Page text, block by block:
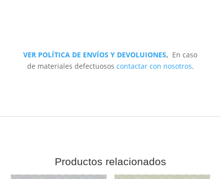
VER POLÍTICA DE ENVÍOS Y DEVOLUIONES, En caso
de materiales defectuosos contactar con nosotros.
Productos relacionados